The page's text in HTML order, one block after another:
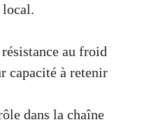
local.
au froid
capacité à retenir
dans la chaîne